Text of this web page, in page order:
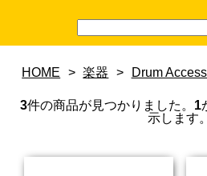
HOME > 楽器 > Drum
3件の商品が見つかりました。 1
示します。